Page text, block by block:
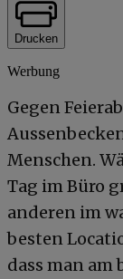
Drucken
Werbung
Gegen
Menschen.
Tag im Büro
anderen im
besten
dass man am